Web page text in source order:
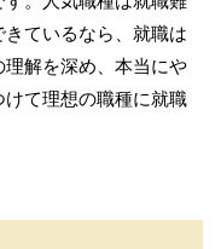
ているなら、就職は
解を深め、本当にや
て理想の職種に就職